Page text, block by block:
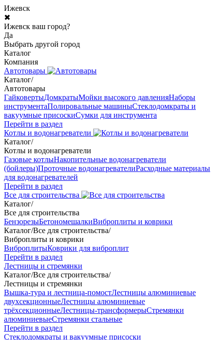
Ижевск
✖
Ижевск ваш город?
Да
Выбрать другой город
Каталог
Компания
Автотовары
Каталог/
Автотовары
ГайковертыДомкратыМойки высокого давленияНаборы
инструментаПолировальные машиныСтеклодомкраты и
вакуумные присоскиСумки для инструмента
Перейти в раздел
Котлы и водонагреватели
Каталог/
Котлы и водонагреватели
Газовые котлыНакопительные водонагреватели
(бойлеры)Проточные водонагревателиРасходные материалы
для водонагревателей
Перейти в раздел
Все для строительства
Каталог/
Все для строительства
БензорезыБетономешалкиВиброплиты и коврики
Каталог/Все для строительства/
Виброплиты и коврики
ВиброплитыКоврики для виброплит
Перейти в раздел
Лестницы и стремянки
Каталог/Все для строительства/
Лестницы и стремянки
Вышка-тура и лестница-помостЛестницы алюминиевые
двухсекционныеЛестницы алюминиевые
трёхсекционныеЛестницы-трансформерыСтремянки
алюминиевыеСтремянки стальные
Перейти в раздел
Стеклодомкраты и вакуумные присоски